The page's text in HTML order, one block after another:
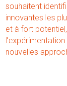
souhaitent
innovantes les
et à fort
nouvelles